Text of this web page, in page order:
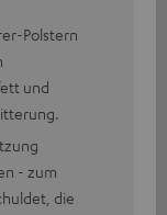
Polstern
und
- zum
die